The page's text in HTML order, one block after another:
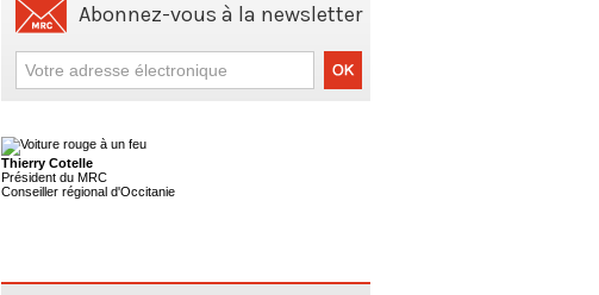
Abonnez-vous à la newsletter
Thierry Cotelle
Président du MRC
Conseiller régional d'Occitanie